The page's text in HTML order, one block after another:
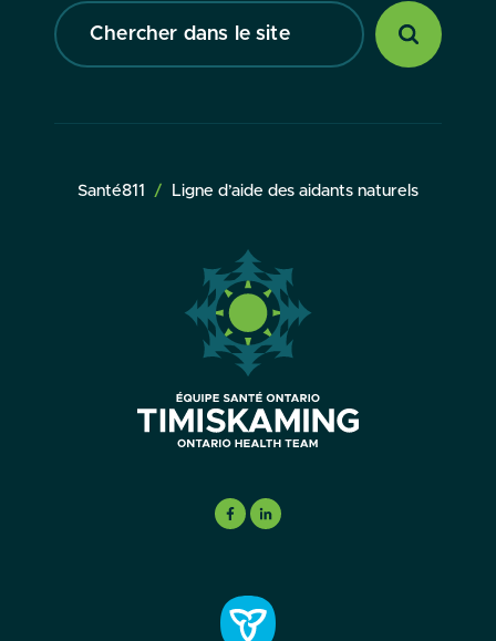
Chercher
dans
le
Santé811 Ligne d’aide des aidants naturels